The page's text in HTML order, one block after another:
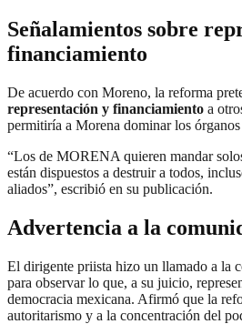
Señalamientos sobre
financiamiento
De acuerdo con Moreno, la reforma
representación y financiamiento a
permitiría a Morena dominar los órganos
“Los de MORENA quieren mandar
están dispuestos a destruir a todos,
aliados”, escribió en su publicación.
Advertencia a la
El dirigente priista hizo un llamado a la
para observar lo que, a su juicio,
democracia mexicana. Afirmó que la
autoritarismo y a la concentración del